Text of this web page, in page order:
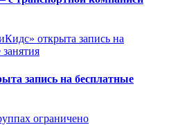
запись на бесплатные
ограничено